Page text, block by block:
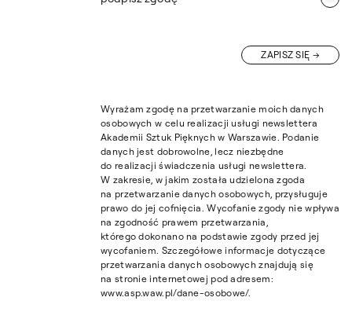
ZAPISZ SIĘ
Wyrażam zgodę na przetwarzanie moich danych
osobowych w celu realizacji usługi newslettera
Akademii Sztuk Pięknych w Warszawie. Podanie
danych jest dobrowolne, lecz niezbędne
do realizacji świadczenia usługi newslettera.
W zakresie, w jakim została udzielona zgoda
na przetwarzanie danych osobowych, przysługuje
prawo do jej cofnięcia. Wycofanie zgody nie wpływa
na zgodność prawem przetwarzania,
którego dokonano na podstawie zgody przed jej
wycofaniem. Szczegółowe informacje dotyczące
przetwarzania danych osobowych znajdują się
na stronie internetowej pod adresem:
www.asp.waw.pl/dane-osobowe/.